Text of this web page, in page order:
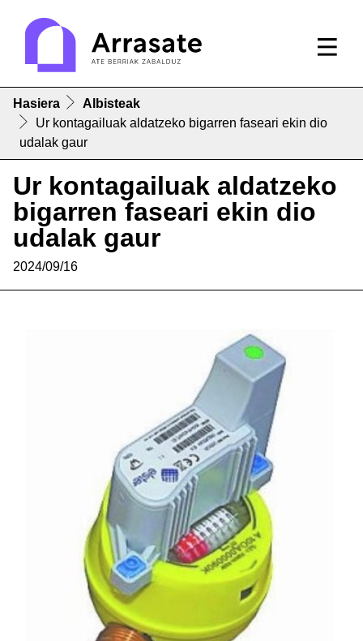
Hasiera
Albisteak
Ur kontagailuak aldatzeko bigarren faseari ekin dio
udalak gaur
Ur kontagailuak aldatzeko
bigarren faseari ekin dio
udalak gaur
2024/09/16